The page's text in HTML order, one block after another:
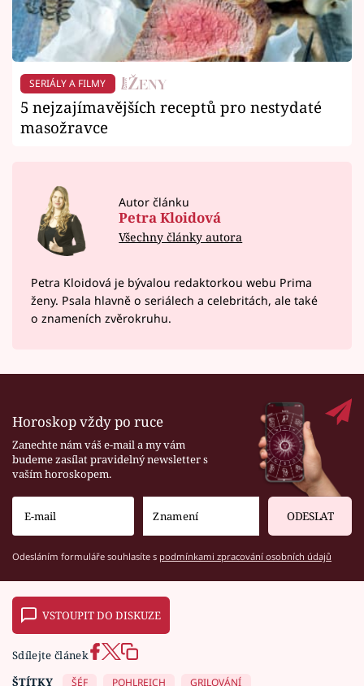
SERIÁLY A FILMY
5 nejzajímavějších receptů pro nestydaté
masožravce
Autor článku
Petra Kloidová
Všechny články autora
Petra Kloidová je bývalou redaktorkou webu Prima
ženy. Psala hlavně o seriálech a celebritách, ale také
o znameních zvěrokruhu.
Horoskop vždy po ruce
Zanechte nám váš e-mail a my vám
budeme zasílat pravidelný newsletter s
vaším horoskopem.
ODESLAT
Odesláním formuláře souhlasíte s podmínkami zpracování osobních údajů
VSTOUPIT DO DISKUZE
Sdílejte článek
ŠTÍTKY
ŠÉF POHLREICH GRILOVÁNÍ